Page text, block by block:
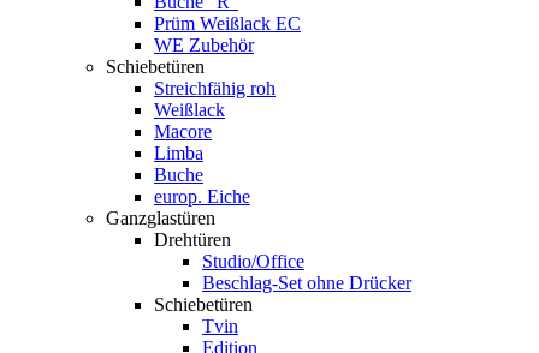
Prüm Weißlack EC
WE Zubehör
Schiebetüren
Streichfähig roh
Weißlack
Macore
Limba
Buche
europ. Eiche
Ganzglastüren
Drehtüren
Studio/Office
Beschlag-Set ohne Drücker
Schiebetüren
Tvin
Edition